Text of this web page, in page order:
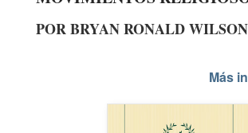
POR BRYAN RONALD
Más